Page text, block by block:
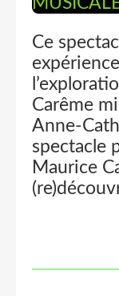
Ce
Carême
Anne-
spectacle
Maurice